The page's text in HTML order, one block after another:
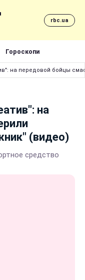
rbc.ua
Гороскопи
на передовой бойцы
на
(видео)
средство